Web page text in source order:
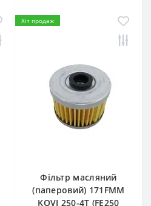
Хіт продаж
Фільтр масляний
(паперовий) 171FMM
KOVI 250-4T (FE250